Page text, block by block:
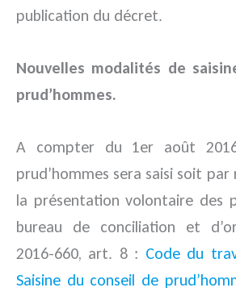
publication du décret.
Nouvelles modalités de
prud’hommes.
A compter du 1er août
prud’hommes sera saisi soit
la présentation volontaire des
bureau de conciliation et
2016-660, art. 8 : Code du
Saisine du conseil de